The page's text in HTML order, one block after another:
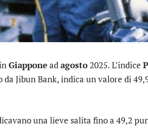
Giapponeadagosto2025. L’indice
Jibun Bank, indica un valore di
una lieve salita fino a 49,2